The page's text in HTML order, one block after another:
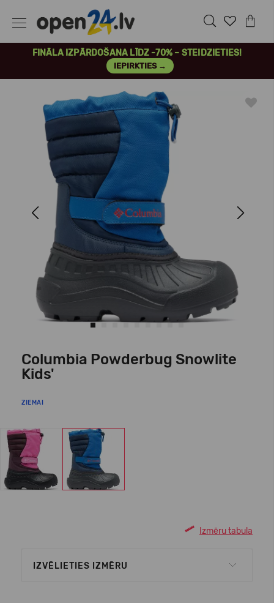
FINĀLA IZPĀRDOŠANA LĪDZ -70% – STEIDZIETIES!
IEPIRKTIES →
Previous Next
Columbia Powderbug Snowlite
Kids'
ZIEMAI
Izmēru tabula
IZVĒLIETIES IZMĒRU